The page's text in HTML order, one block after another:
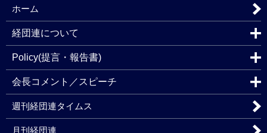
ホーム
経団連について
Policy(提言・報告書)
会長コメント／スピーチ
週刊経団連タイムス
月刊経団連